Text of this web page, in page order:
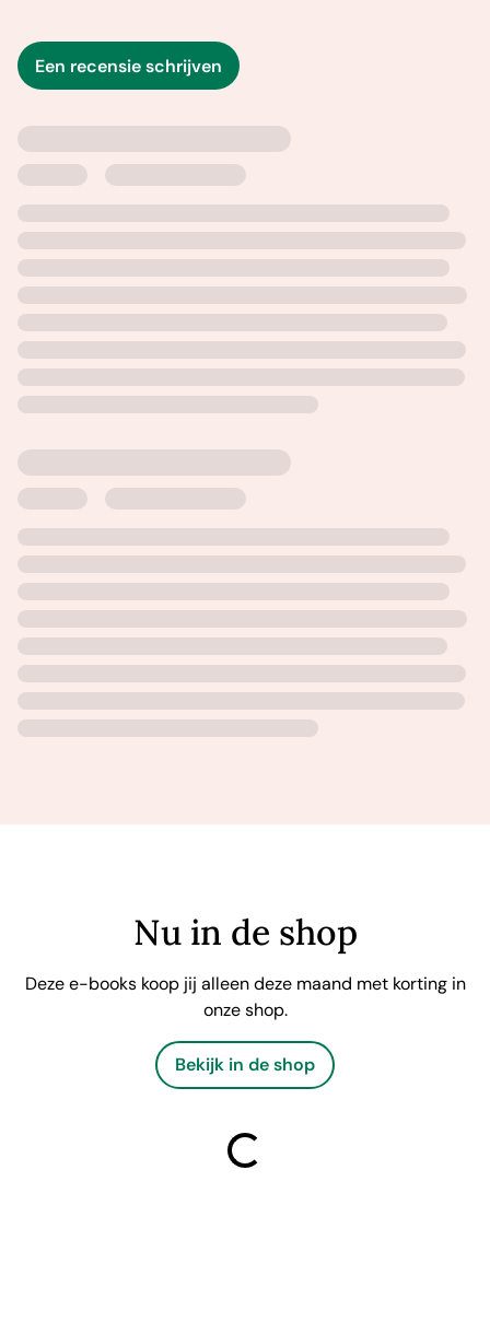
gevoelens ze voor elkaar krijgen. Voor een serieuze
relatie zijn ze echter te verschillend. Hij wil iemand die
Een recensie schrijven
Nu in de shop
Deze e-books koop jij alleen deze maand met korting in
onze shop.
Bekijk in de shop
laden